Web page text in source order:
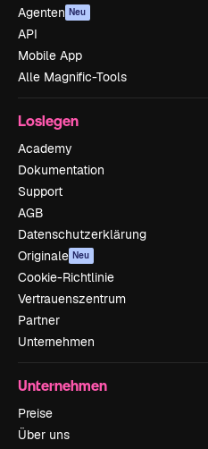
Agenten Neu
API
Mobile App
Alle Magnific-Tools
Loslegen
Academy
Dokumentation
Support
AGB
Datenschutzerklärung
Originale Neu
Cookie-Richtlinie
Vertrauenszentrum
Partner
Unternehmen
Unternehmen
Preise
Über uns